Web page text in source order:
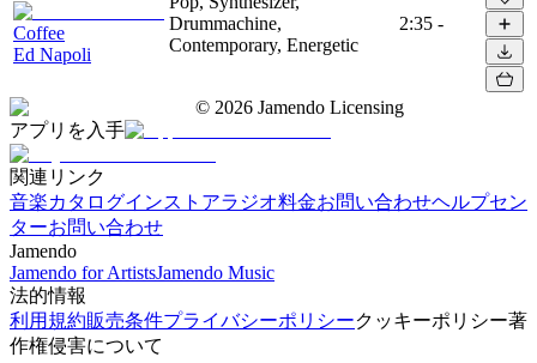
Coffee
Ed Napoli
Drummachine,
Contemporary, Energetic
2:35 -
© 2026 Jamendo Licensing
アプリを入手
関連リンク
音楽カタログインストアラジオ料金お問い合わせヘルプセン
ターお問い合わせ
Jamendo
Jamendo for ArtistsJamendo Music
法的情報
利用規約販売条件プライバシーポリシークッキーポリシー著
作権侵害について